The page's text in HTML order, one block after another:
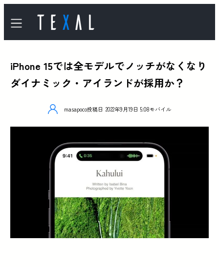
iPhone 15では全モデルでノッチがなくなり
ダイナミック・アイランドが採用か？
masapoco投稿日 2022年9月19日 5:08モバイル